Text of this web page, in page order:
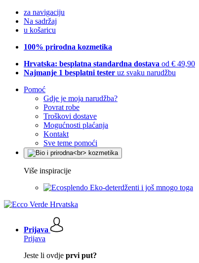
za navigaciju
Na sadržaj
u košaricu
100% prirodna kozmetika
Hrvatska: besplatna standardna dostava od € 49,90
Najmanje 1 besplatni tester uz svaku narudžbu
Pomoć
Gdje je moja narudžba?
Povrat robe
Troškovi dostave
Mogućnosti plaćanja
Kontakt
Sve teme pomoći
Više inspiracije
Eko-deterdženti i još mnogo toga
Prijava
Prijava
Jeste li ovdje prvi put?